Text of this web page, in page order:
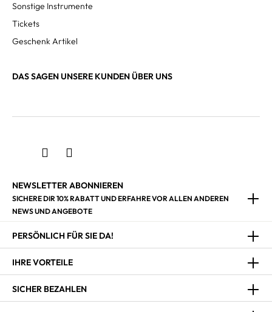
Sonstige Instrumente
Tickets
Geschenk Artikel
DAS SAGEN UNSERE KUNDEN ÜBER UNS
NEWSLETTER ABONNIEREN
SICHERE DIR 10% RABATT UND ERFAHRE VOR ALLEN ANDEREN
NEWS UND ANGEBOTE
PERSÖNLICH FÜR SIE DA!
IHRE VORTEILE
SICHER BEZAHLEN